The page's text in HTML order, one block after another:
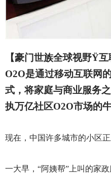
【豪门世族全球视野Ÿ互
O2O是通过移动互联网
式，将家庭与商业服务
执万亿社区O2O市场的
现在，中国许多城市的小区
一大早，“阿姨帮”上叫的家